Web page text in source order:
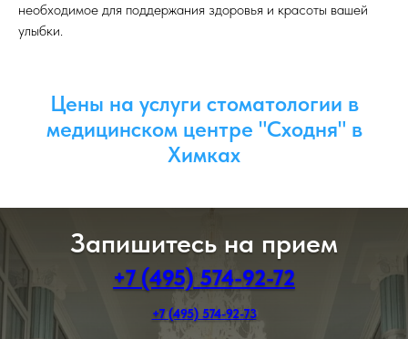
необходимое для поддержания здоровья и красоты вашей
улыбки.
Цены на услуги стоматологии в
медицинском центре "Сходня" в
Химках
Запишитесь на прием
+7 (495) 574-92-72
+7 (495) 574-92-73